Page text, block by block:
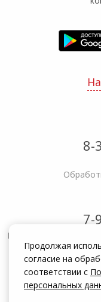
8-
7-
Не получается
Информация на сайте
Указанные цены
Продолжая
согласие на
соответствии с
персональных